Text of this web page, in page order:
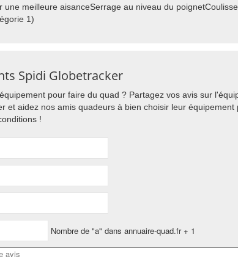
une meilleure aisanceSerrage au niveau du
1)
Spidi Globetracker
pour faire du quad ? Partagez vos avis sur
et aidez nos amis quadeurs à bien choisir leur
!
Nombre de "a" dans annuaire-quad.fr + 1